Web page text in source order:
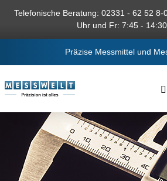
springen
Telefonische Beratung: 02331 - 62 52
Uhr und Fr: 7:45 -
Präzise Messmittel und